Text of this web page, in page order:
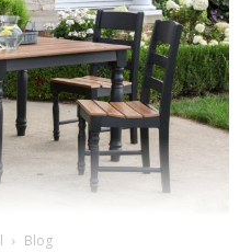
Laurent
Blog